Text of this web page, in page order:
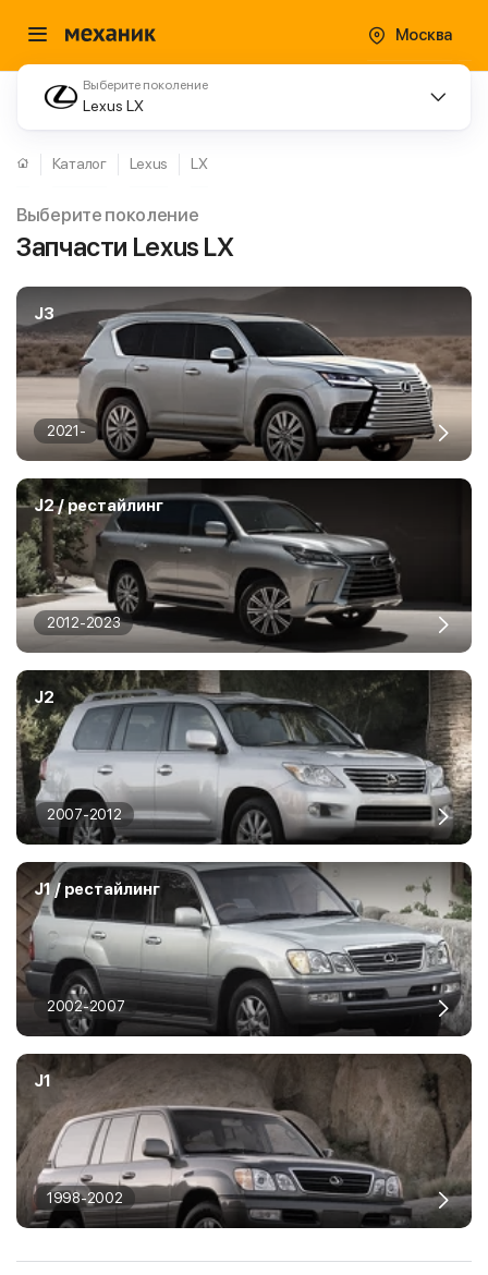
Москва
Выберите поколение
Lexus LX
Каталог Lexus LX
Выберите поколение
Запчасти Lexus LX
J3
2021-
J2 / рестайлинг
2012-2023
J2
2007-2012
J1 / рестайлинг
2002-2007
J1
1998-2002